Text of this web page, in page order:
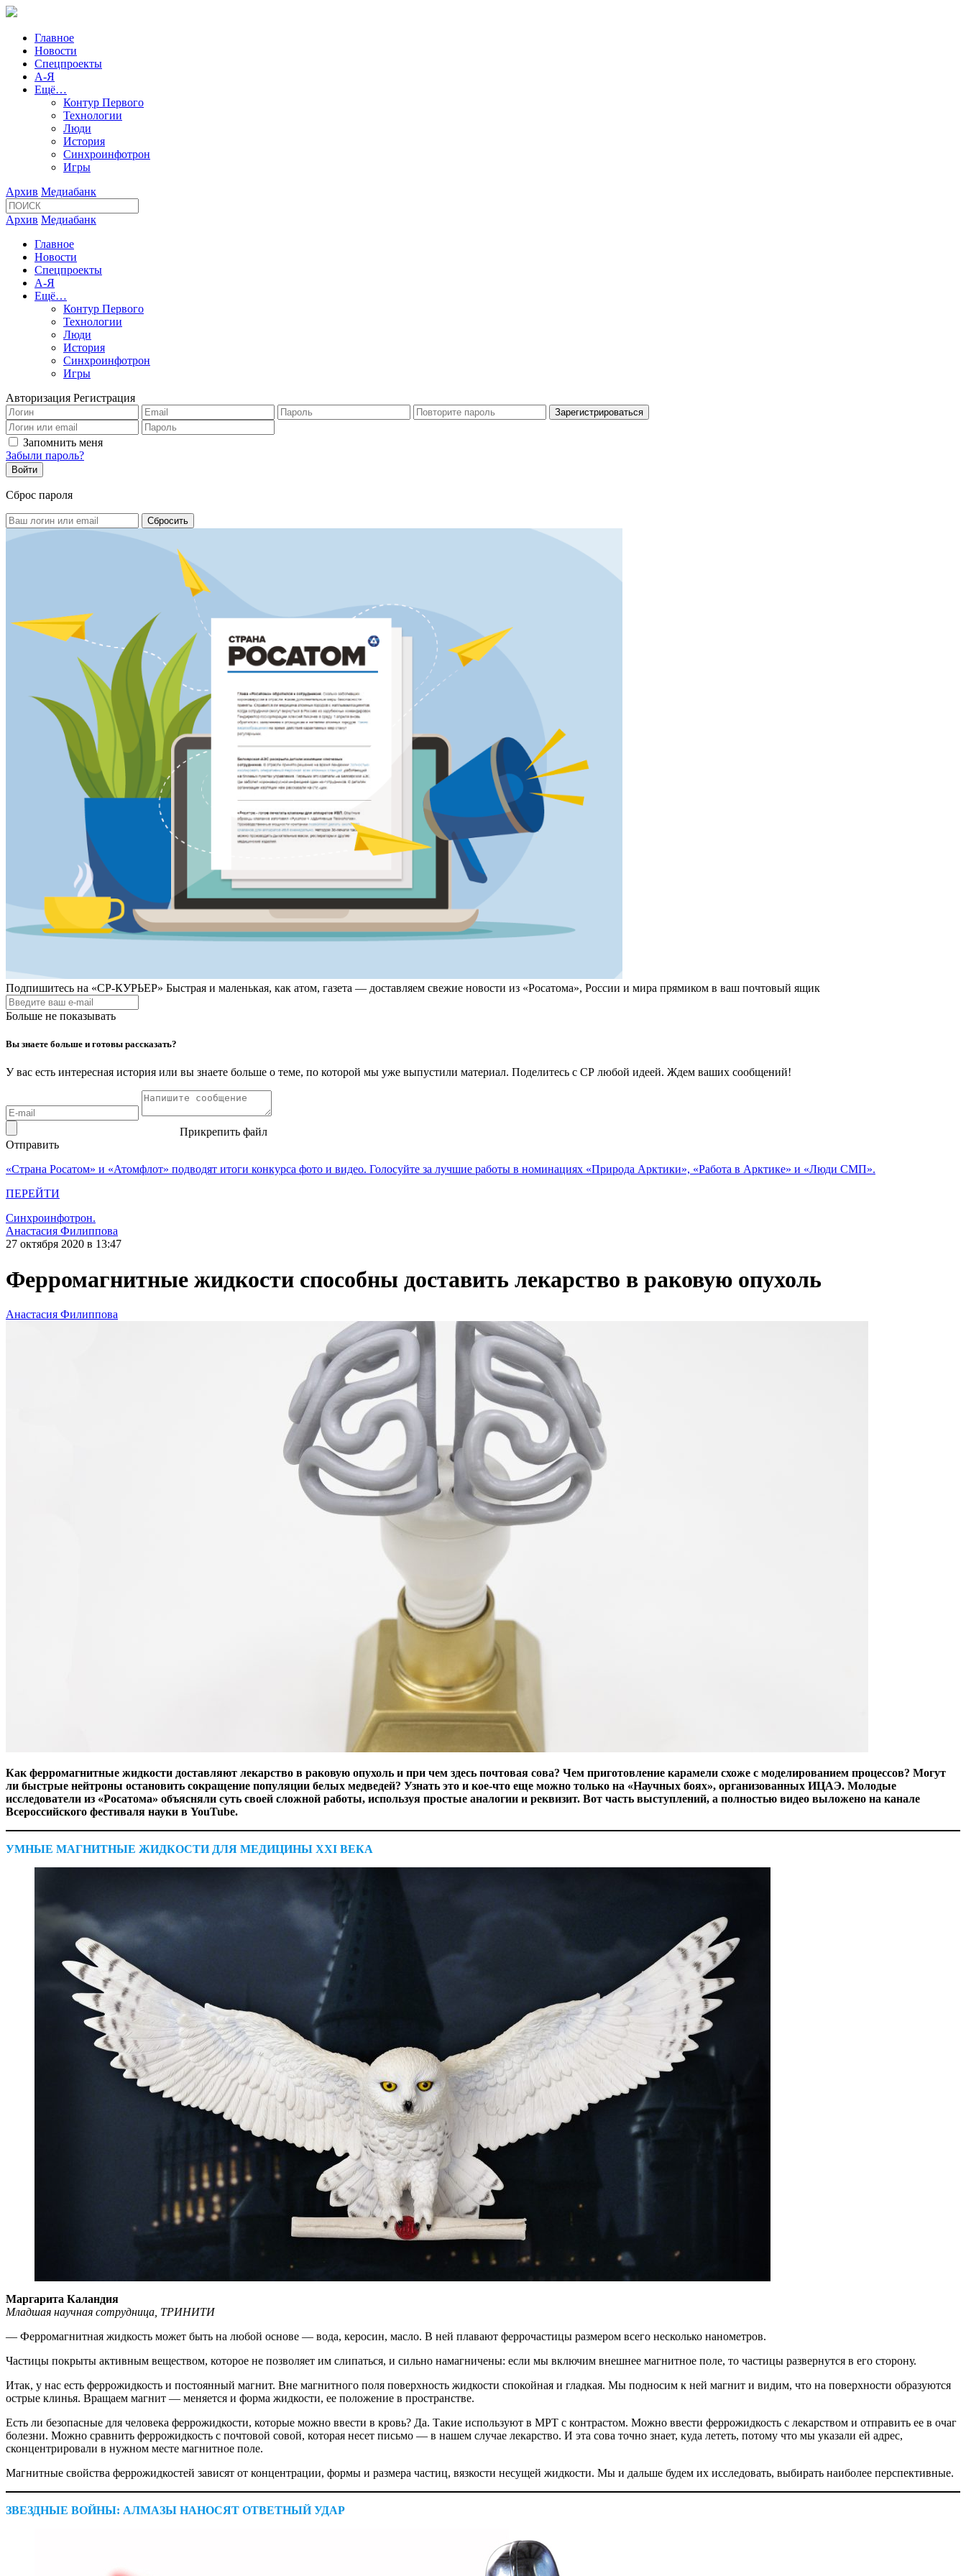
Главное
Новости
Спецпроекты
А-Я
Ещё…
Контур Первого
Технологии
Люди
История
Синхроинфотрон
Игры
Архив Медиабанк
Архив Медиабанк
Главное
Новости
Спецпроекты
А-Я
Ещё…
Контур Первого
Технологии
Люди
История
Синхроинфотрон
Игры
Авторизация Регистрация
Запомнить меня
Забыли пароль?
Сброс пароля
Подпишитесь на «СР-КУРЬЕР» Быстрая и маленькая, как атом, газета — доставляем свежие новости из «Росатома», России и мира прямиком в ваш почтовый ящик
Больше не показывать
Вы знаете больше и готовы рассказать?
У вас есть интересная история или вы знаете больше о теме, по которой мы уже выпустили материал. Поделитесь с СР любой идеей. Ждем ваших сообщений!
Прикрепить файл
Отправить
«Страна Росатом» и «Атомфлот» подводят итоги конкурса фото и видео. Голосуйте за лучшие работы в номинациях «Природа Арктики», «Работа в Арктике» и «Люди СМП».
ПЕРЕЙТИ
Синхроинфотрон.
Анастасия Филиппова
27 октября 2020 в 13:47
Ферромагнитные жидкости способны доставить лекарство в раковую опухоль
Анастасия Филиппова
Как ферромагнитные жидкости доставляют лекарство в раковую опухоль и при чем здесь почтовая сова? Чем приготовление карамели схоже с моделированием процессов? Могут
ли быстрые нейтроны остановить сокращение популяции белых медведей? Узнать это и кое-что еще можно только на «Научных боях», организованных ИЦАЭ. Молодые
исследователи из «Росатома» объясняли суть своей сложной работы, используя простые аналогии и реквизит. Вот часть выступлений, а полностью видео выложено на канале
Всероссийского фестиваля науки в YouTube.
УМНЫЕ МАГНИТНЫЕ ЖИДКОСТИ ДЛЯ МЕДИЦИНЫ ХXI ВЕКА
Маргарита Каландия
Младшая научная сотрудница, ТРИНИТИ
— Ферромагнитная жидкость может быть на любой основе — ​вода, керосин, масло. В ней плавают феррочастицы размером всего несколько нанометров.
Частицы покрыты активным веществом, которое не позволяет им слипаться, и сильно намагничены: если мы включим внешнее магнитное поле, то частицы развернутся в его сторону.
Итак, у нас есть феррожидкость и постоянный магнит. Вне магнитного поля поверхность жидкости спокойная и гладкая. Мы подносим к ней магнит и видим, что на поверхности образуются
острые клинья. Вращаем магнит — ​меняется и форма жидкости, ее положение в пространстве.
Есть ли безопасные для человека феррожидкости, которые можно ввести в кровь? Да. Такие используют в МРТ с контрастом. Можно ввести феррожидкость с лекарством и отправить ее в очаг
болезни. Можно сравнить феррожидкость с почтовой совой, которая несет письмо — ​в нашем случае лекарство. И эта сова точно знает, куда лететь, потому что мы указали ей адрес,
сконцентрировали в нужном месте магнитное поле.
Магнитные свойства феррожидкостей зависят от концентрации, формы и размера частиц, вязкости несущей жидкости. Мы и дальше будем их исследовать, выбирать наиболее перспективные.
ЗВЕЗДНЫЕ ВОЙНЫ: АЛМАЗЫ НАНОСЯТ ОТВЕТНЫЙ УДАР